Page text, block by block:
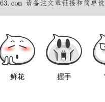
鲜花 握手